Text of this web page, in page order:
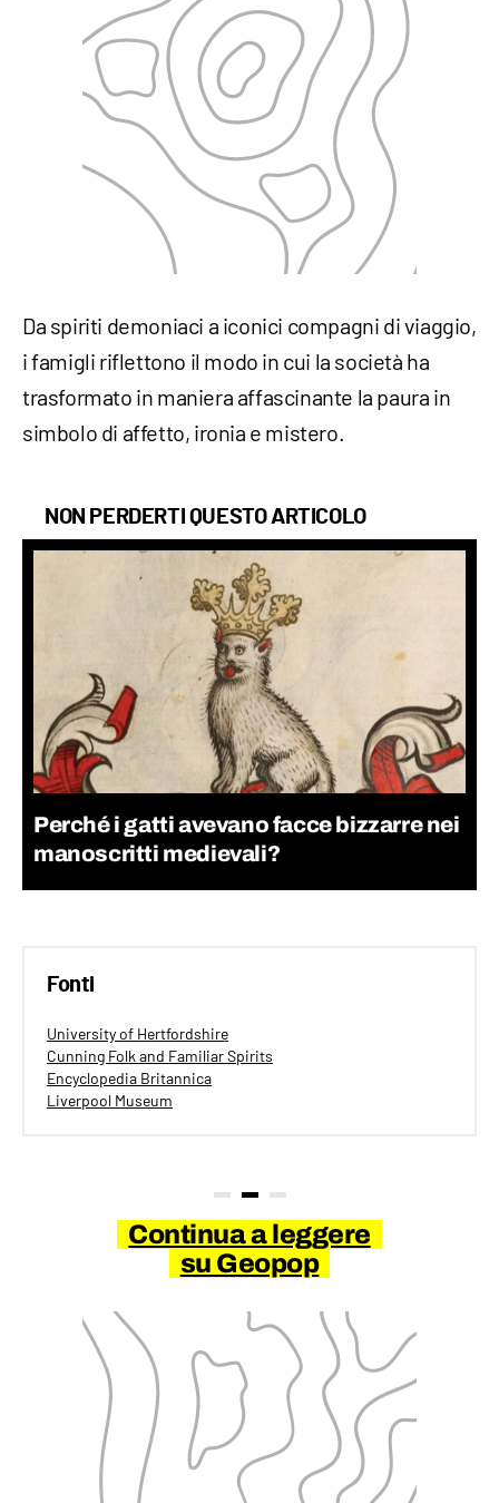
Da spiriti demoniaci a iconici compagni di viaggio,
i famigli riflettono il modo in cui la società ha
trasformato in maniera affascinante la paura in
simbolo di affetto, ironia e mistero.
NON PERDERTI QUESTO ARTICOLO
Perché i gatti avevano facce bizzarre nei
manoscritti medievali?
Fonti
University of Hertfordshire
Cunning Folk and Familiar Spirits
Encyclopedia Britannica
Liverpool Museum
Continua a leggere
su Geopop